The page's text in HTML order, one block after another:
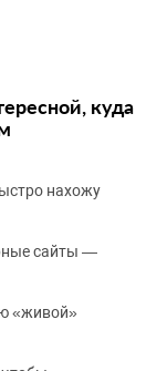
куда
нахожу
сайты —
«живой»